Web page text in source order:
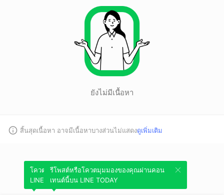
ยังไม่มีเนื้อหา
สิ้นสุดเนื้อหา อาจมีเนื้อหาบางส่วนไม่แสดงดูเพิ่มเติม
โควตมุมมองของคุณผ่านคอนเทนต์นี้บน
LINE TODAY
รีโพสต์หรือโควตมุมมองของคุณผ่านคอน
เทนต์นี้บน LINE TODAY